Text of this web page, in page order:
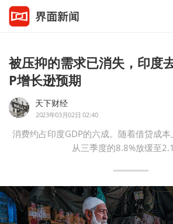
被压抑的需求已消失，印度
P增长逊预期
天下财经
2023年03月02日 02:40
消费约占印度GDP的六成。随着借贷成
从三季度的8.8%放缓至